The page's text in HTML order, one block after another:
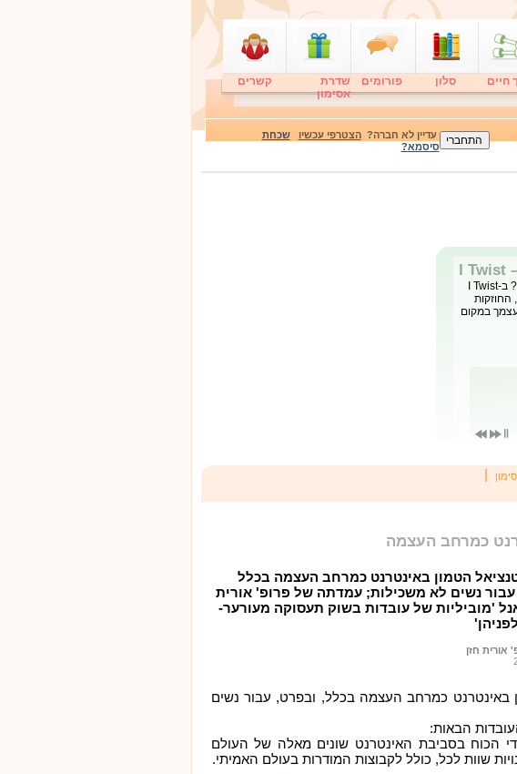
חיים סלון פורומים
שדרת
אסימון
קשרים
עדיין לא חברה?הצטרפי עכשיו
שכחת
סיסמא?
או לא
את המנהל
כמרחב העצמה
הטמון באינטרנט כמרחב העצמה בכלל
נשים לא משכילות; עמדתה של פרופ' אורית
'מוביליות של עובדות בשוק תעסוקה מעורער-
אורית חזן
באינטרנט כמרחב העצמה בכלל, ובפרט, עבור נשים
הבאות:
הכוח בסביבת האינטרנט שונים מאלה של העולם
שוות לכל, כולל לקבוצות המודרות בעולם האמיתי.